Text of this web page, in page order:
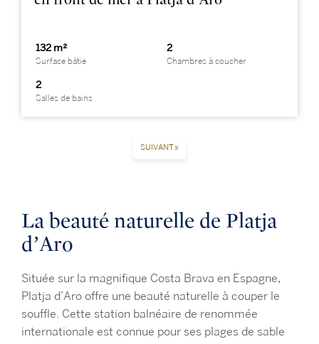
132 m²
Surface bâtie
2
Chambres à coucher
2
Salles de bains
SUIVANT »
La beauté naturelle de Platja
d’Aro
Située sur la magnifique Costa Brava en Espagne,
Platja d’Aro offre une beauté naturelle à couper le
souffle. Cette station balnéaire de renommée
internationale est connue pour ses plages de sable